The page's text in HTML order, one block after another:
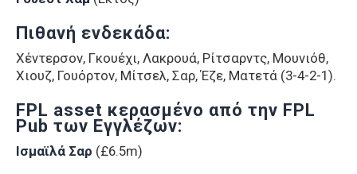
Πιθανή ενδεκάδα:
Χέντερσον, Γκουέχι, Λακρουά, Ρίτσαρντς, Μουνιόθ,
Χιουζ, Γουόρτον, Μίτσελ, Σαρ, Έζε, Ματετά (3-4-2-1).
FPL asset κερασμένο από την FPL
Pub των Εγγλέζων:
Ισμαϊλά Σαρ (£6.5m)